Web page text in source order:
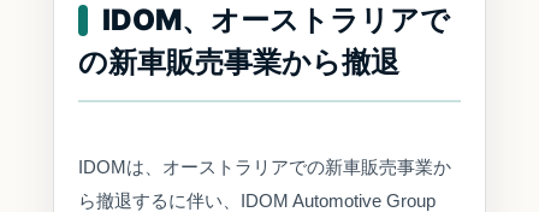
IDOM、オーストラリアで
の新車販売事業から撤退
IDOMは、オーストラリアでの新車販売事業か
ら撤退するに伴い、IDOM Automotive Group